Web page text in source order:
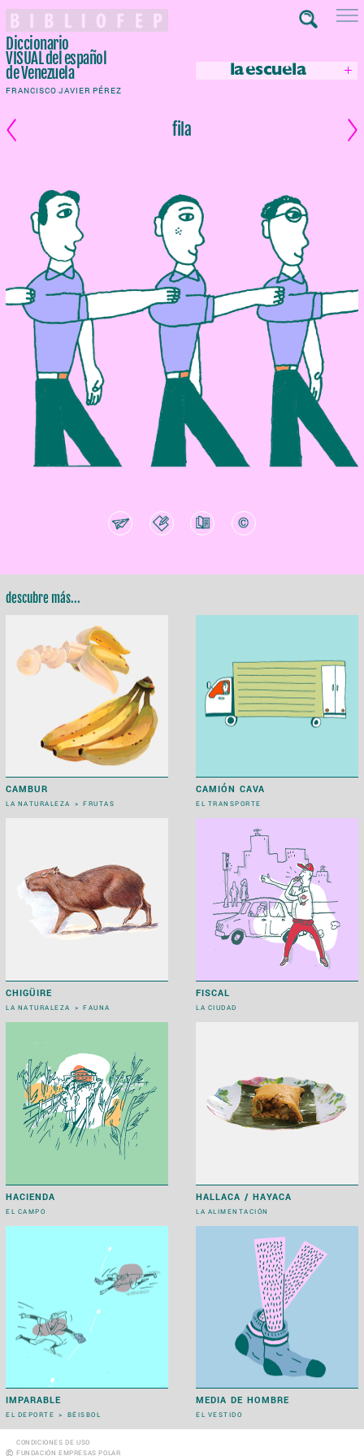
Diccionario
VISUALdel español
de Venezuela
FRANCISCO JAVIER PÉREZ
la escuela
fila
descubre más...
CAMBUR
LA NATURALEZA > FRUTAS
CAMIÓN CAVA
EL TRANSPORTE
CHIGÜIRE
LA NATURALEZA > FAUNA
FISCAL
LA CIUDAD
HACIENDA
EL CAMPO
HALLACA / HAYACA
LA ALIMENTACIÓN
IMPARABLE
EL DEPORTE > BÉISBOL
MEDIA DE HOMBRE
EL VESTIDO
©
CONDICIONES DE USO
FUNDACIÓN EMPRESAS POLAR